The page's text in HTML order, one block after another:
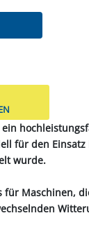
für den Einsatz
wurde.
für Maschinen,